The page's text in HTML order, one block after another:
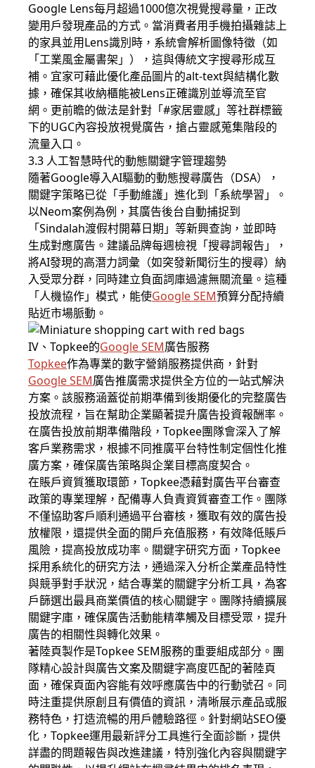
Google Lens每月超過1000億次視覺搜尋量，正改
變用戶發現產品的方式。當消費者用手機拍攝雜誌上
的家具並用Lens識別時，系統會解析圖像特徵（如
「工業風金屬書架」），這與傳統文字搜尋形成互
補。宜家可藉此優化產品圖片的alt-text與結構化數
據，確保其收納櫃能被Lens正確識別並導流至官
網。更前瞻的做法是針對「#家居靈感」等社群標籤
下的UGC內容投放視覺廣告，搶占靈感蒐集階段的
流量入口。
3.3 人工智慧時代的動態關鍵字管理趨勢
隨著Google導入AI驅動的動態搜尋廣告（DSA），
關鍵字策略已從「手動維護」進化到「系統學習」。
以Neom案例為例，其廣告後台自動捕捉到
「Sindalah渡假村開幕日期」等新興查詢，並即時
生成對應廣告。建議品牌每週檢視「搜尋詞報告」，
將AI發現的高潛力詞彙（如突發新聞衍生的搜尋）納
入受眾分群，同時建立負面詞庫過濾無關流量。這種
「人機協作」模式，能使Google SEM預算分配持續
貼近市場脈動。
IV、Topkee的Google SEM廣告服務
Topkee作為專業的數字營銷服務提供商，針對
Google SEM廣告推廣需求提供全方位的一站式解決
方案。該服務涵蓋從前期準備到後期優化的完整廣告
投放流程，旨在幫助企業顯著提升廣告投資報酬率。
在廣告投放前期準備階段，Topkee團隊會深入了解
客戶業務需求，根據不同推廣平台特性制定個性化推
廣方案，確保廣告策略與企業目標高度契合。
在賬戶資質獲取環節，Topkee憑藉對廣告平台審查
政策的專業理解，配備專人負責資質審查工作。團隊
不僅協助客戶順利通過平台審核，獲取有效的廣告投
放權限，還提供全面的開戶充值服務，有效降低賬戶
風險，提高投放成功率。關鍵字研究方面，Topkee
採用系統化的研究方法，通過深入分析企業產品特性
與競爭對手狀況，結合專業的關鍵字分析工具，為客
戶篩選出最具商業價值的核心關鍵字。團隊持續擴展
關鍵字庫，確保廣告活動能精準觸及目標受眾，提升
廣告的相關性與轉化效果。
著陸頁製作是Topkee SEM服務的重要組成部分。團
隊精心設計與廣告文案及關鍵字高度匹配的著陸頁
面，確保頁面內容能有效呼應廣告中的行動號召。同
時注重提供原創且有價值的資訊，清晰展示產品或服
務特色，打造流暢的用戶體驗路徑。針對網站SEO優
化，Topkee運用最新評分工具進行全面診斷，提供
詳盡的問題報告與改進建議，特別強化內容與關鍵字